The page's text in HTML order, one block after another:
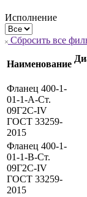
Исполнение
Сбросить все
Наименование
Фланец 400-1-
01-1-A-Ст.
09Г2С-IV
ГОСТ 33259-
2015
Фланец 400-1-
01-1-B-Ст.
09Г2С-IV
ГОСТ 33259-
2015